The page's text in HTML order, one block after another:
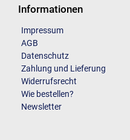
Informationen
Impressum
AGB
Datenschutz
Zahlung und Lieferung
Widerrufsrecht
Wie bestellen?
Newsletter